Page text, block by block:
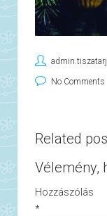
No Comments
Related
Vélemény,
Hozzászólás
*